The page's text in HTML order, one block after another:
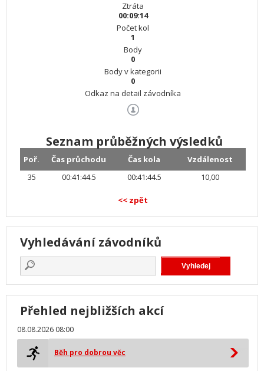
Ztráta
00:09:14
Počet kol
1
Body
0
Body v kategorii
0
Odkaz na detail závodníka
Seznam průběžných výsledků
Poř. Čas průchodu Čas kola
Vzdálenost
35
00:41:44.5 00:41:44.5 10,00
<< zpět
Vyhledávání závodníků
Přehled nejbližších akcí
08.08.2026 08:00
Běh pro dobrou věc